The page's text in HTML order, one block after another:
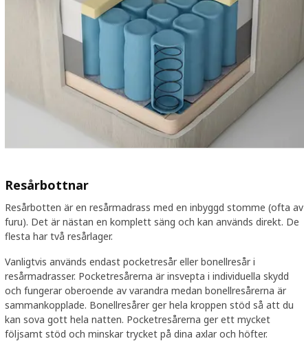
Resårbottnar
Resårbotten är en resårmadrass med en inbyggd stomme (ofta av
furu). Det är nästan en komplett säng och kan används direkt. De
flesta har två resårlager.
Vanligtvis används endast pocketresår eller bonellresår i
resårmadrasser. Pocketresårerna är insvepta i individuella skydd
och fungerar oberoende av varandra medan bonellresårerna är
sammankopplade. Bonellresårer ger hela kroppen stöd så att du
kan sova gott hela natten. Pocketresårerna ger ett mycket
följsamt stöd och minskar trycket på dina axlar och höfter.